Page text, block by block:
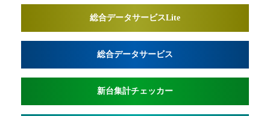
総合データサービスLite
総合データサービス
新台集計チェッカー